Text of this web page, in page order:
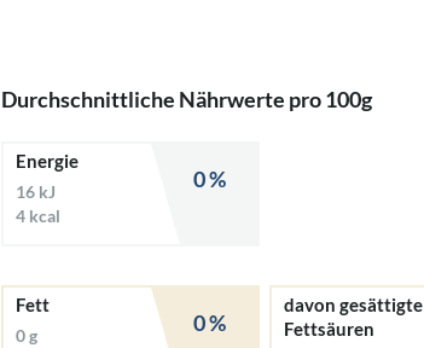
Durchschnittliche Nährwerte pro 100g
Energie
16 kJ
4 kcal
0 %
Fett
0 g 0 %
davon gesättigte
Fettsäuren